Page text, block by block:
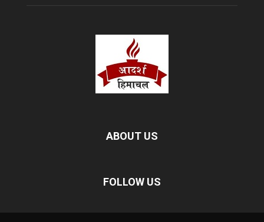
ABOUT US
FOLLOW US